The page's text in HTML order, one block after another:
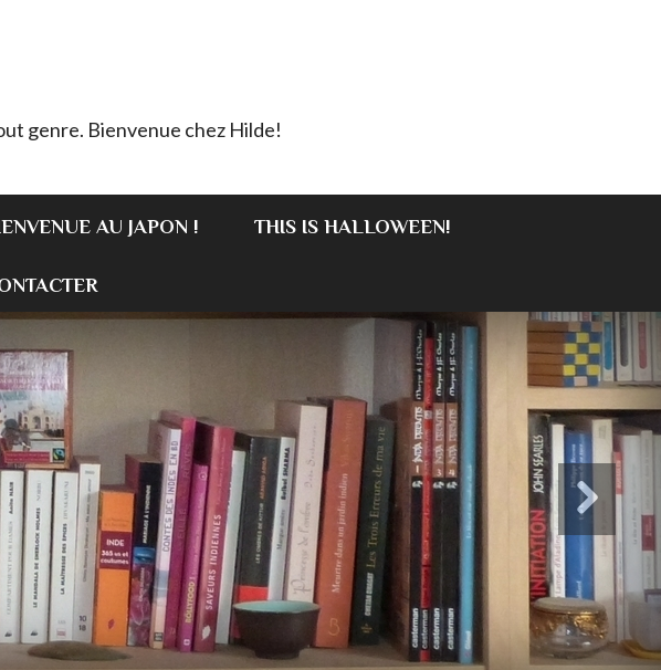
genre. Bienvenue chez Hilde!
AU JAPON ! THIS IS HALLOWEEN!